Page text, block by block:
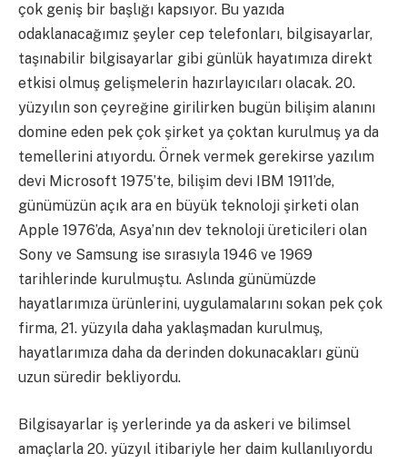
çok geniş bir başlığı kapsıyor. Bu yazıda
odaklanacağımız şeyler cep telefonları, bilgisayarlar,
taşınabilir bilgisayarlar gibi günlük hayatımıza direkt
etkisi olmuş gelişmelerin hazırlayıcıları olacak. 20.
yüzyılın son çeyreğine girilirken bugün bilişim alanını
domine eden pek çok şirket ya çoktan kurulmuş ya da
temellerini atıyordu. Örnek vermek gerekirse yazılım
devi Microsoft 1975’te, bilişim devi IBM 1911’de,
günümüzün açık ara en büyük teknoloji şirketi olan
Apple 1976’da, Asya’nın dev teknoloji üreticileri olan
Sony ve Samsung ise sırasıyla 1946 ve 1969
tarihlerinde kurulmuştu. Aslında günümüzde
hayatlarımıza ürünlerini, uygulamalarını sokan pek çok
firma, 21. yüzyıla daha yaklaşmadan kurulmuş,
hayatlarımıza daha da derinden dokunacakları günü
uzun süredir bekliyordu.
Bilgisayarlar iş yerlerinde ya da askeri ve bilimsel
amaçlarla 20. yüzyıl itibariyle her daim kullanılıyordu